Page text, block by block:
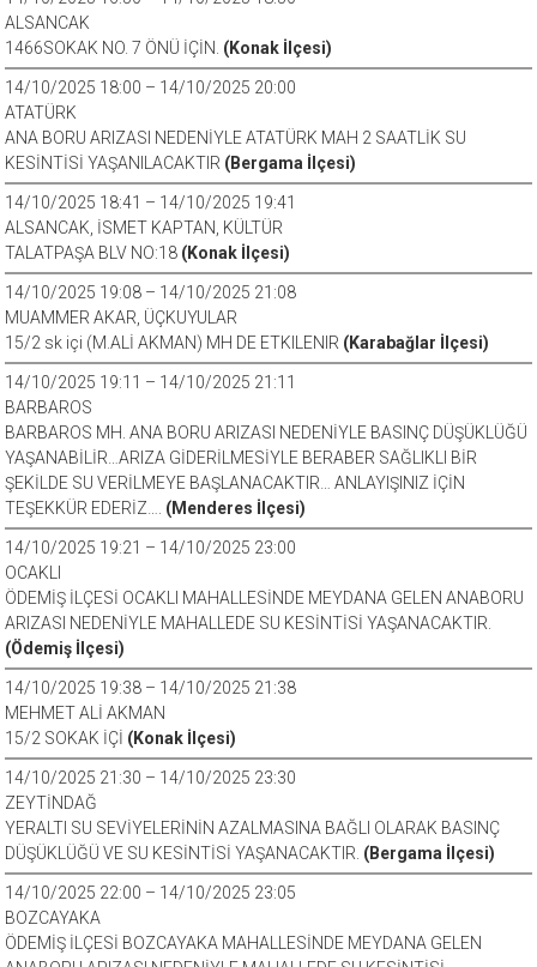
ALSANCAK
1466SOKAK NO. 7 ÖNÜ İÇİN. (Konak İlçesi)
14/10/2025 18:00 – 14/10/2025 20:00
ATATÜRK
ANA BORU ARIZASI NEDENİYLE ATATÜRK MAH 2 SAATLİK SU
KESİNTİSİ YAŞANILACAKTIR (Bergama İlçesi)
14/10/2025 18:41 – 14/10/2025 19:41
ALSANCAK, İSMET KAPTAN, KÜLTÜR
TALATPAŞA BLV NO:18 (Konak İlçesi)
14/10/2025 19:08 – 14/10/2025 21:08
MUAMMER AKAR, ÜÇKUYULAR
15/2 sk içi (M.ALİ AKMAN) MH DE ETKILENIR (Karabağlar İlçesi)
14/10/2025 19:11 – 14/10/2025 21:11
BARBAROS
BARBAROS MH. ANA BORU ARIZASI NEDENİYLE BASINÇ DÜŞÜKLÜĞÜ
YAŞANABİLİR…ARIZA GİDERİLMESİYLE BERABER SAĞLIKLI BİR
ŞEKİLDE SU VERİLMEYE BAŞLANACAKTIR… ANLAYIŞINIZ İÇİN
TEŞEKKÜR EDERİZ…. (Menderes İlçesi)
14/10/2025 19:21 – 14/10/2025 23:00
OCAKLI
ÖDEMİŞ İLÇESİ OCAKLI MAHALLESİNDE MEYDANA GELEN ANABORU
ARIZASI NEDENİYLE MAHALLEDE SU KESİNTİSİ YAŞANACAKTIR.
(Ödemiş İlçesi)
14/10/2025 19:38 – 14/10/2025 21:38
MEHMET ALİ AKMAN
15/2 SOKAK İÇİ (Konak İlçesi)
14/10/2025 21:30 – 14/10/2025 23:30
ZEYTİNDAĞ
YERALTI SU SEVİYELERİNİN AZALMASINA BAĞLI OLARAK BASINÇ
DÜŞÜKLÜĞÜ VE SU KESİNTİSİ YAŞANACAKTIR. (Bergama İlçesi)
14/10/2025 22:00 – 14/10/2025 23:05
BOZCAYAKA
ÖDEMİŞ İLÇESİ BOZCAYAKA MAHALLESİNDE MEYDANA GELEN